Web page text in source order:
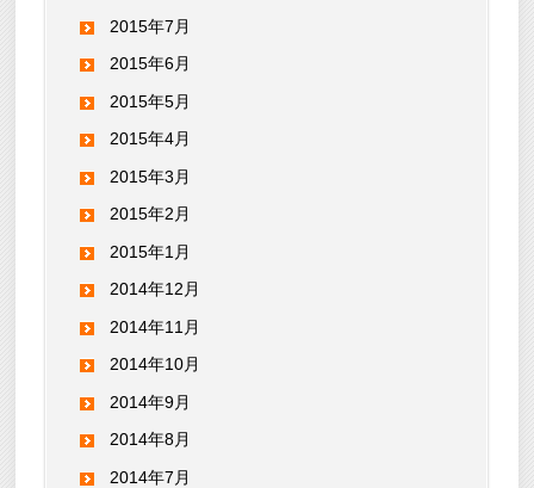
2015年7月
2015年6月
2015年5月
2015年4月
2015年3月
2015年2月
2015年1月
2014年12月
2014年11月
2014年10月
2014年9月
2014年8月
2014年7月